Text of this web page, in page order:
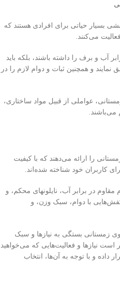
بسیار حیاتی برای افرادی هستند که
می‌کنند.
آب و برف را داشته باشند، بلکه باید
نمایند و همچنین ثبات و دوام لازم را در
عواملی از قبیل مواد ساختاری،
می‌باشند.
را ارائه می‌دهند که با کیفیت
کاربران خود شناخته شده‌اند.
مقاوم در برابر آب، نایلونهای محکم، و
با دوام، سبک وزن، و
زمستانی بستگی به نیازها و سبک
است نیازها و فعالیت‌هایی که می‌خواهید
داده و با توجه به آن‌ها، انتخاب